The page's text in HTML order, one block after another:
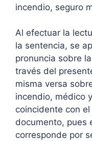
incendio, seguro
Al efectuar la
la sentencia, se
pronuncia sobre
través del
misma versa
incendio, médico
coincidente con
documento, pues
corresponde por